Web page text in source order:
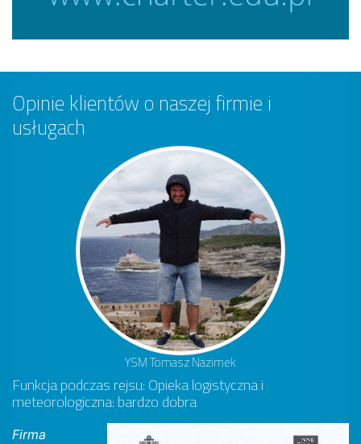
Opinie klientów o naszej firmie i
usługach
YSM Tomasz Nazimek
Funkcja podczas rejsu: Opieka logistyczna i
meteorologiczna: bardzo dobra
Firma